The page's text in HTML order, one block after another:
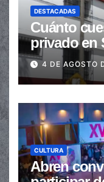
DESTACADAS
Cuánto
privado en
de4 DE AGOSTO
CULTURA
Abren